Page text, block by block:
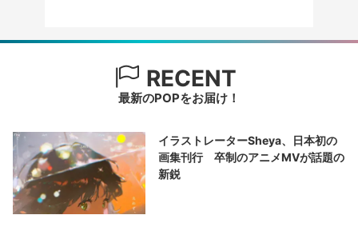
RECENT
最新のPOPをお届け！
イラストレーターSheya、日本初の
画集刊行 卒制のアニメMVが話題の
新鋭